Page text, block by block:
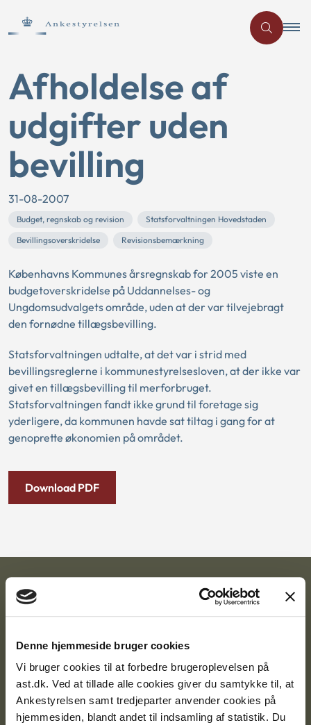
Denne hjemmeside bruger cookies
Vi bruger cookies til at forbedre brugeroplevelsen på
ast.dk. Ved at tillade alle cookies giver du samtykke til, at
Ankestyrelsen samt tredjeparter anvender cookies på
hjemmesiden, blandt andet til indsamling af statistik. Du
Afholdelse af
udgifter uden
bevilling
31-08-2007
Budget, regnskab og revision
Statsforvaltningen Hovedstaden
Bevillingsoverskridelse
Revisionsbemærkning
Københavns Kommunes årsregnskab for 2005 viste en
budgetoverskridelse på Uddannelses- og
Ungdomsudvalgets område, uden at der var tilvejebragt
den fornødne tillægsbevilling.
Statsforvaltningen udtalte, at det var i strid med
bevillingsreglerne i kommunestyrelsesloven, at der ikke var
givet en tillægsbevilling til merforbruget.
Statsforvaltningen fandt ikke grund til foretage sig
yderligere, da kommunen havde sat tiltag i gang for at
genoprette økonomien på området.
Download PDF
Ankestyrelsen
Postadresse:
Nytorv 7, 2. sal
9000 Aalborg
Ankestyrelsen Aalborg